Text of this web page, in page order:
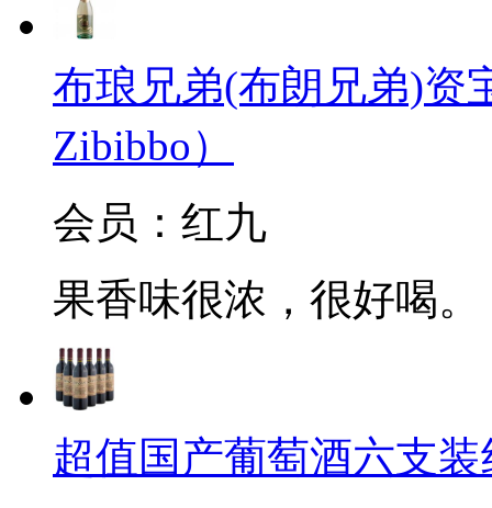
布琅兄弟(布朗兄弟)资
Zibibbo）
会员：红九
果香味很浓，很好喝。
超值国产葡萄酒六支装